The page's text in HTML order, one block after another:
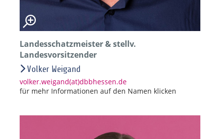
Landesschatzmeister & stellv.
Landesvorsitzender
Volker Weigand
volker.weigand(at)dbbhessen.de
für mehr Informationen auf den Namen klicken